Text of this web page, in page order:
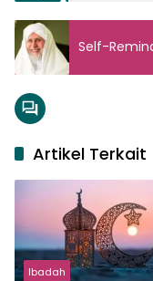
Self-
Artikel Terkait
Ibadah